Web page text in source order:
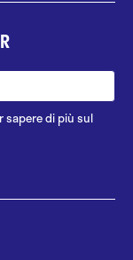
sapere di più sul